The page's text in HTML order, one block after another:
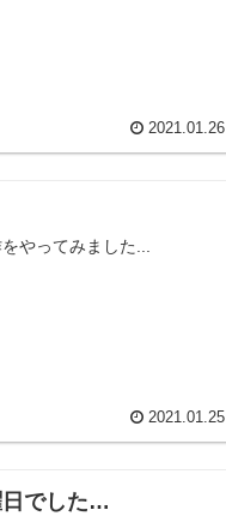
2021.01.26
やってみました...
2021.01.25
日でした…